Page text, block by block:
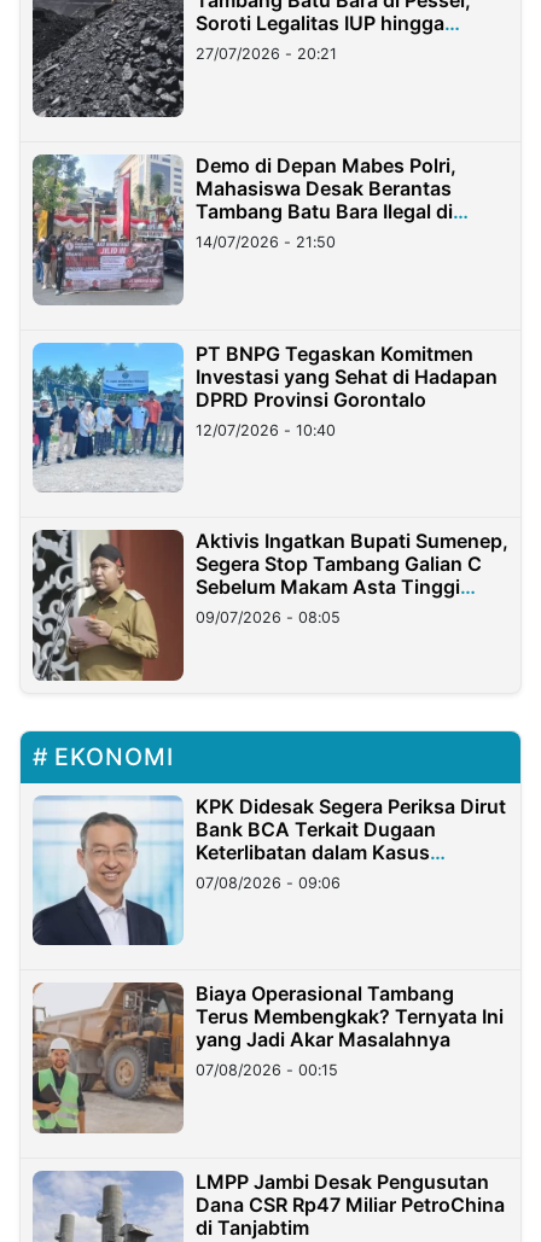
Soroti Legalitas IUP hingga
Stockpile
27/07/2026 - 20:21
Demo di Depan Mabes Polri,
Mahasiswa Desak Berantas
Tambang Batu Bara Ilegal di
Lampung
14/07/2026 - 21:50
PT BNPG Tegaskan Komitmen
Investasi yang Sehat di Hadapan
DPRD Provinsi Gorontalo
12/07/2026 - 10:40
Aktivis Ingatkan Bupati Sumenep,
Segera Stop Tambang Galian C
Sebelum Makam Asta Tinggi
Longsor
09/07/2026 - 08:05
EKONOMI
KPK Didesak Segera Periksa Dirut
Bank BCA Terkait Dugaan
Keterlibatan dalam Kasus
Hilangnya Dana Nasabah Rp2,58
Miliar
07/08/2026 - 09:06
Biaya Operasional Tambang
Terus Membengkak? Ternyata Ini
yang Jadi Akar Masalahnya
07/08/2026 - 00:15
LMPP Jambi Desak Pengusutan
Dana CSR Rp47 Miliar PetroChina
di Tanjabtim